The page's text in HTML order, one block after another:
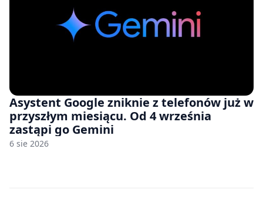
Asystent Google zniknie z telefonów już w
przyszłym miesiącu. Od 4 września
zastąpi go Gemini
6 sie 2026